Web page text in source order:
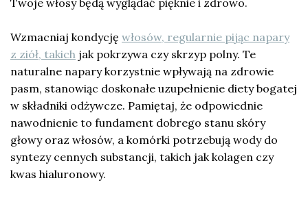
Wzmacniaj kondycję włosów, regularnie pijąc napary
z ziół, takich jak pokrzywa czy skrzyp polny. Te
naturalne napary korzystnie wpływają na zdrowie
pasm, stanowiąc doskonałe uzupełnienie diety bogatej
w składniki odżywcze. Pamiętaj, że odpowiednie
nawodnienie to fundament dobrego stanu skóry
głowy oraz włosów, a komórki potrzebują wody do
syntezy cennych substancji, takich jak kolagen czy
kwas hialuronowy.